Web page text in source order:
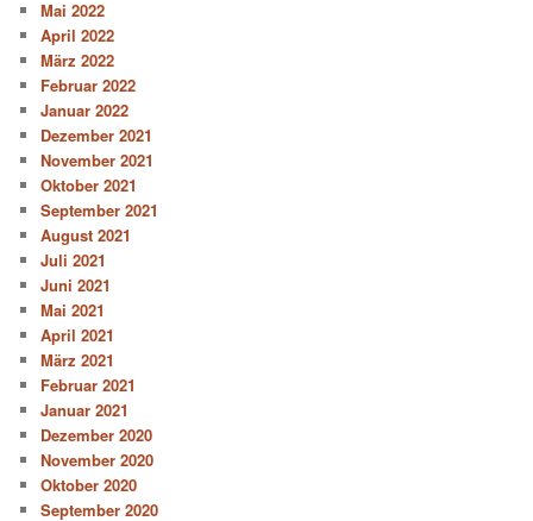
Mai 2022
April 2022
März 2022
Februar 2022
Januar 2022
Dezember 2021
November 2021
Oktober 2021
September 2021
August 2021
Juli 2021
Juni 2021
Mai 2021
April 2021
März 2021
Februar 2021
Januar 2021
Dezember 2020
November 2020
Oktober 2020
September 2020